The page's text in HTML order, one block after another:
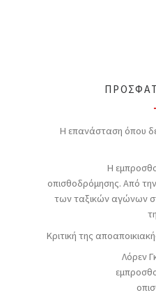
Η επανάσταση όπου
Η
οπισθοδρόμησης. Από
των ταξικών αγώνων
Κριτική της
Λόρεν